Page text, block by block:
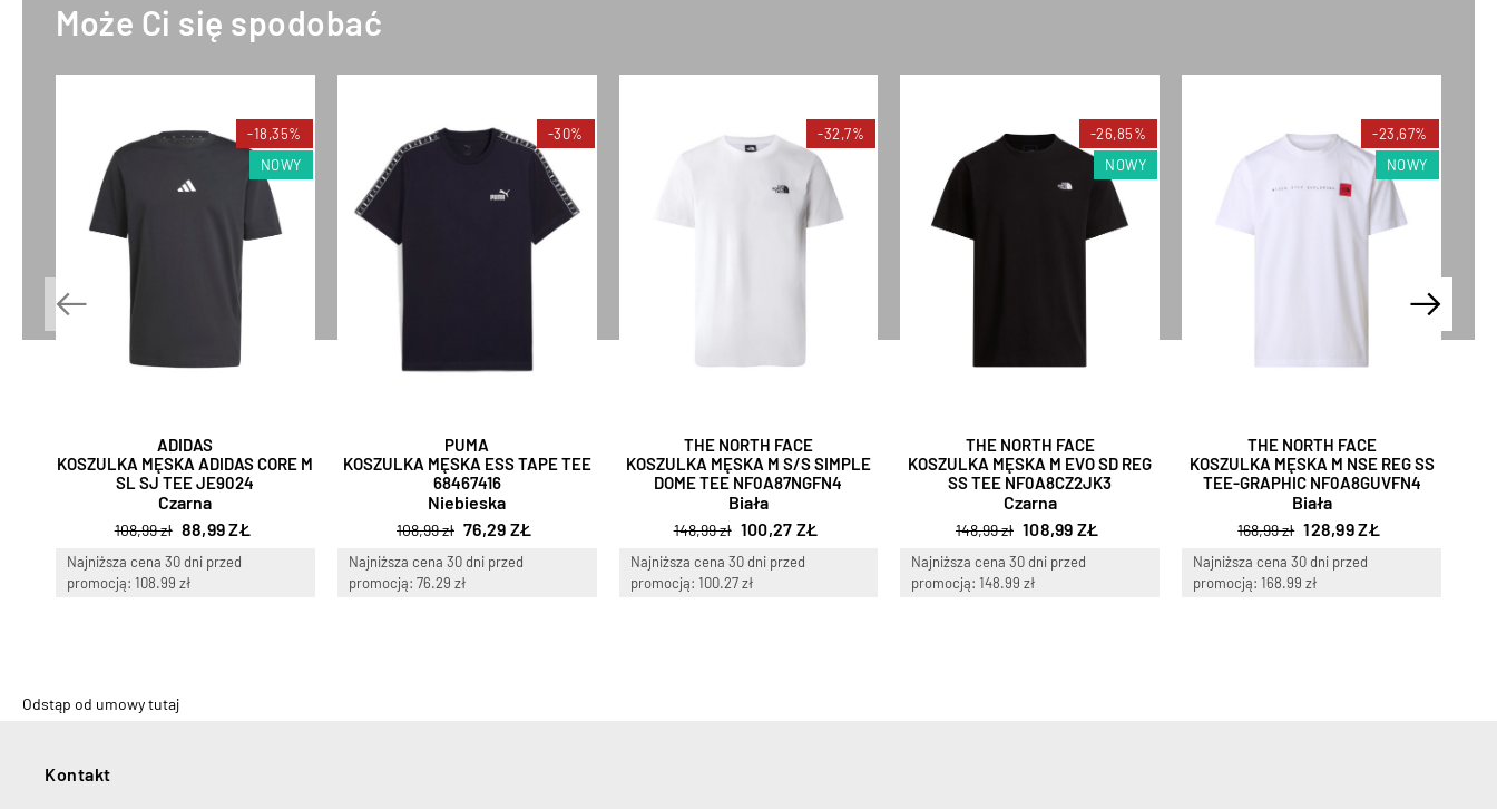
Może Ci się spodobać
-18,35%
NOWY
ADIDAS
KOSZULKA MĘSKA ADIDAS CORE M
SL SJ TEE JE9024
Czarna
108,99 zł 88,99 ZŁ
Najniższa cena 30 dni przed
promocją: 108.99 zł
-30%
PUMA
KOSZULKA MĘSKA ESS TAPE TEE
68467416
Niebieska
108,99 zł 76,29 ZŁ
Najniższa cena 30 dni przed
promocją: 76.29 zł
-32,7%
THE NORTH FACE
KOSZULKA MĘSKA M S/S SIMPLE
DOME TEE NF0A87NGFN4
Biała
148,99 zł 100,27 ZŁ
Najniższa cena 30 dni przed
promocją: 100.27 zł
-26,85%
NOWY
THE NORTH FACE
KOSZULKA MĘSKA M EVO SD REG
SS TEE NF0A8CZ2JK3
Czarna
148,99 zł 108,99 ZŁ
Najniższa cena 30 dni przed
promocją: 148.99 zł
-23,67%
NOWY
THE NORTH FACE
KOSZULKA MĘSKA M NSE REG SS
TEE-GRAPHIC NF0A8GUVFN4
Biała
168,99 zł 128,99 ZŁ
Najniższa cena 30 dni przed
promocją: 168.99 zł
Odstąp od umowy tutaj
Kontakt